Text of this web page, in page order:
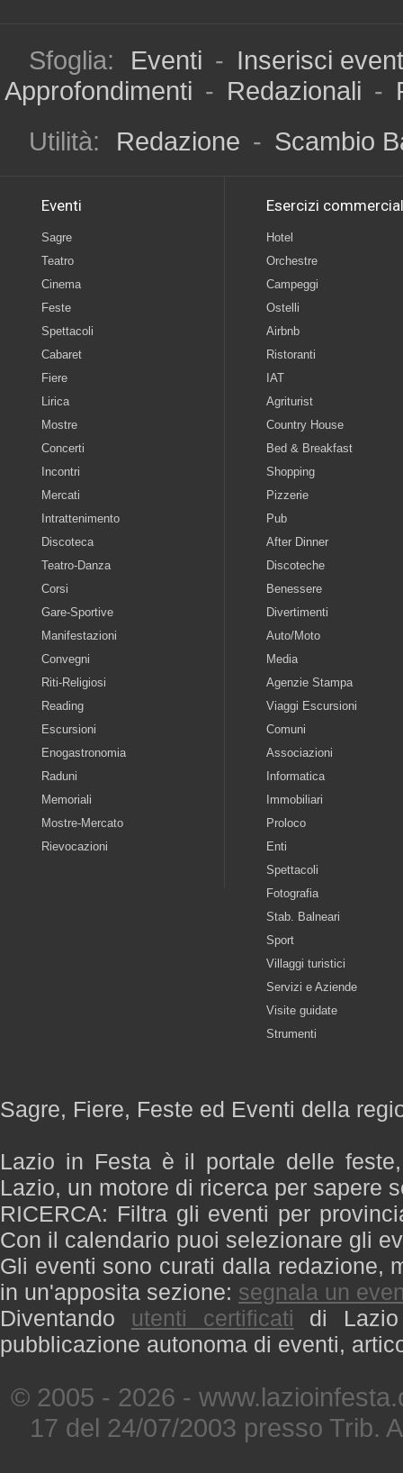
Sfoglia: Eventi - Inserisci
Approfondimenti - Redazionali -
Utilità:
Redazione - Scambio
Eventi
Sagre
Teatro
Cinema
Feste
Spettacoli
Cabaret
Fiere
Lirica
Mostre
Concerti
Incontri
Mercati
Intrattenimento
Discoteca
Teatro-Danza
Corsi
Gare-Sportive
Manifestazioni
Convegni
Riti-Religiosi
Reading
Escursioni
Enogastronomia
Raduni
Memoriali
Mostre-Mercato
Rievocazioni
Esercizi
Hotel
Orchestre
Campeggi
Ostelli
Airbnb
Ristoranti
IAT
Agriturist
Country House
Bed & Breakfast
Shopping
Pizzerie
Pub
After Dinner
Discoteche
Benessere
Divertimenti
Auto/Moto
Media
Agenzie Stampa
Viaggi Escursioni
Comuni
Associazioni
Informatica
Immobiliari
Proloco
Enti
Spettacoli
Fotografia
Stab. Balneari
Sport
Villaggi turistici
Servizi e Aziende
Visite guidate
Strumenti
Sagre, Fiere, Feste ed Eventi della
Lazio in Festa è il portale delle
Lazio, un motore di ricerca per sapere
RICERCA: Filtra gli eventi per
Con il calendario puoi selezionare gli
Gli eventi sono curati dalla redazione,
in un'apposita sezione: segnala un
Diventando utenti certificati di
pubblicazione autonoma di eventi,
© 2005 - 2026 -
17 del 24/07/2003 presso Trib.